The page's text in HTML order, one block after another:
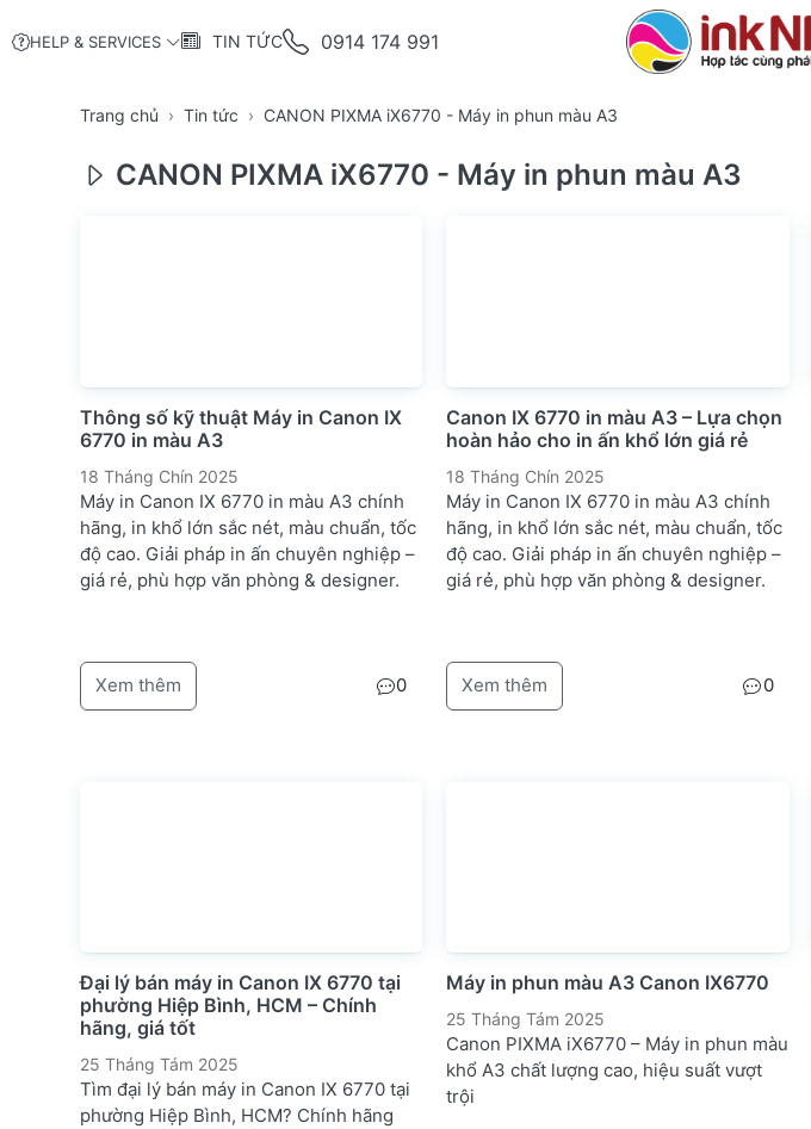
HELP & SERVICES TIN TỨC 0914 174 991
Trang chủ Tin tức CANON PIXMA iX6770 - Máy in phun màu A3
CANON PIXMA iX6770 - Máy in phun màu A3
Thông số kỹ thuật Máy in Canon IX
6770 in màu A3
18 Tháng Chín 2025
Máy in Canon IX 6770 in màu A3 chính
hãng, in khổ lớn sắc nét, màu chuẩn, tốc
độ cao. Giải pháp in ấn chuyên nghiệp –
giá rẻ, phù hợp văn phòng & designer.
Xem thêm 0
Canon IX 6770 in màu A3 – Lựa chọn
hoàn hảo cho in ấn khổ lớn giá rẻ
18 Tháng Chín 2025
Máy in Canon IX 6770 in màu A3 chính
hãng, in khổ lớn sắc nét, màu chuẩn, tốc
độ cao. Giải pháp in ấn chuyên nghiệp –
giá rẻ, phù hợp văn phòng & designer.
Xem thêm 0
Đại lý bán máy in Canon IX 6770 tại
phường Hiệp Bình, HCM – Chính
hãng, giá tốt
25 Tháng Tám 2025
Tìm đại lý bán máy in Canon IX 6770 tại
phường Hiệp Bình, HCM? Chính hãng
Máy in phun màu A3 Canon IX6770
25 Tháng Tám 2025
Canon PIXMA iX6770 – Máy in phun màu
khổ A3 chất lượng cao, hiệu suất vượt
trội